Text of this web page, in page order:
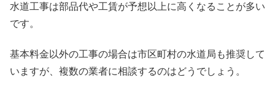
水道工事は部品代や工賃が予想以上に高くなることが多い
です。
基本料金以外の工事の場合は市区町村の水道局も推奨して
いますが、複数の業者に相談するのはどうでしょう。